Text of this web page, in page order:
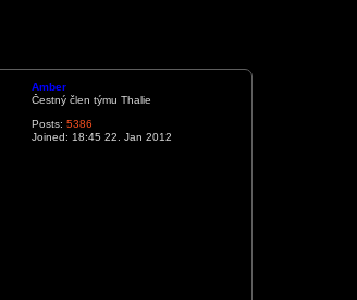
Amber
Čestný člen týmu Thalie
Posts: 5386
Joined: 18:45 22. Jan 2012